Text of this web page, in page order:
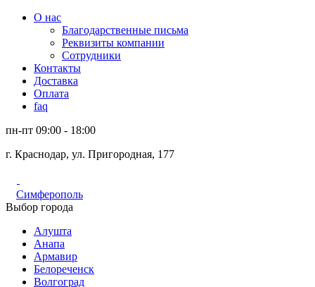
О нас
Благодарственные письма
Реквизиты компании
Сотрудники
Контакты
Доставка
Оплата
faq
пн-пт 09:00 - 18:00
г. Краснодар, ул. Пригородная, 177
Симферополь
Выбор города
Алушта
Анапа
Армавир
Белореченск
Волгоград